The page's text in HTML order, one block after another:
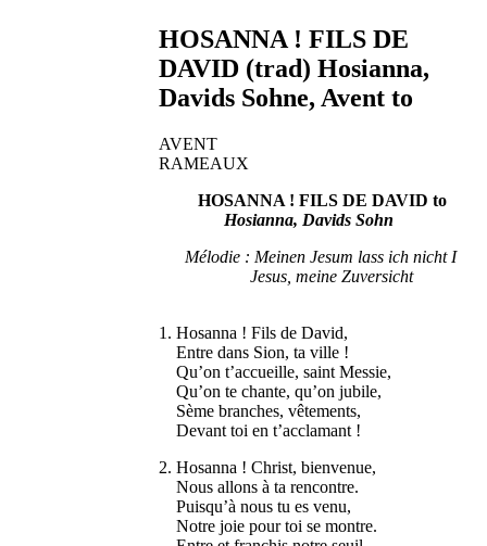
HOSANNA ! FILS DE
DAVID (trad) Hosianna,
Davids Sohne, Avent to
AVENT
RAMEAUX
HOSANNA ! FILS DE DAVID to
Hosianna, Davids Sohn
Mélodie : Meinen Jesum lass ich nicht I
Jesus, meine Zuversicht
1. Hosanna ! Fils de David,
Entre dans Sion, ta ville !
Qu’on t’accueille, saint Messie,
Qu’on te chante, qu’on jubile,
Sème branches, vêtements,
Devant toi en t’acclamant !
2. Hosanna ! Christ, bienvenue,
Nous allons à ta rencontre.
Puisqu’à nous tu es venu,
Notre joie pour toi se montre.